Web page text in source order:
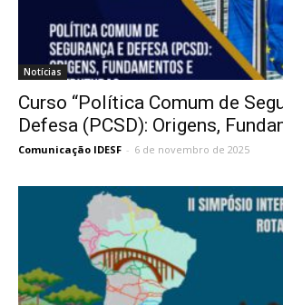
Notícias
Curso “Política Comum de
Defesa (PCSD): Origens,
Comunicação IDESF - 6 de novembro de 2025